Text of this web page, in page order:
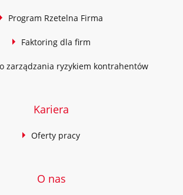
Program Rzetelna Firma
Faktoring dla firm
zarządzania ryzykiem kontrahentów
Kariera
Oferty pracy
O nas